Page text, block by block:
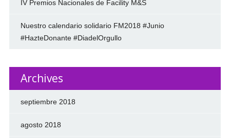
IV Premios Nacionales de Facility M&S
Nuestro calendario solidario FM2018 #Junio
#HazteDonante #DiadelOrgullo
Archives
septiembre 2018
agosto 2018